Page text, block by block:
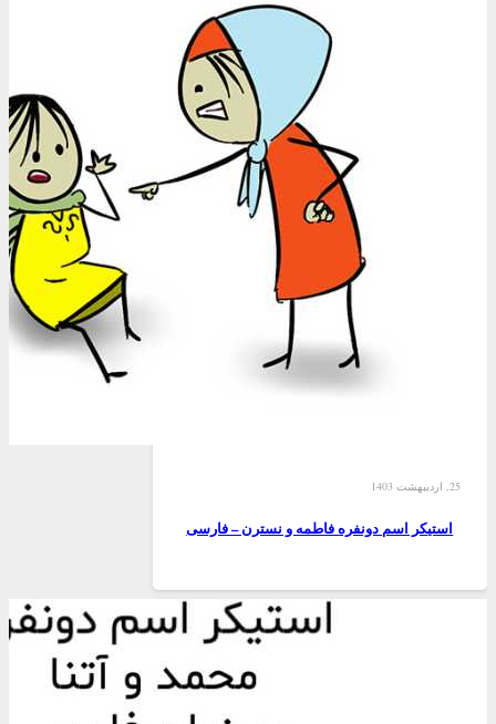
25, اردیبهشت 1403
استیکر اسم دونفره فاطمه و نسترن – فارسی